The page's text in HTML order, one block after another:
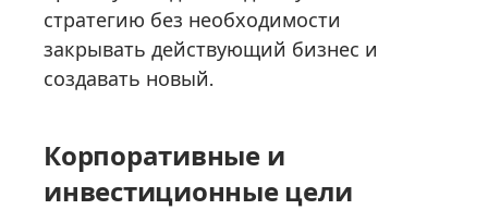
стратегию без необходимости
закрывать действующий бизнес и
создавать новый.
Корпоративные и
инвестиционные цели